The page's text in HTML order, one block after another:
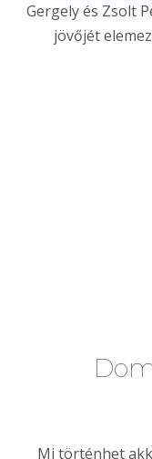
Gergely és Zsolt
jövőjét
Mi történhet